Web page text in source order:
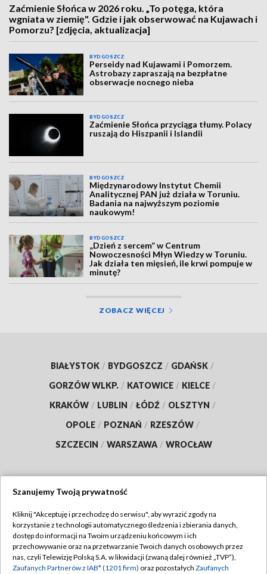
Zaćmienie Słońca w 2026 roku. „To potęga, która
wgniata w ziemię". Gdzie i jak obserwować na Kujawach i
Pomorzu? [zdjęcia, aktualizacja]
BYDGOSZCZ
Perseidy nad Kujawami i Pomorzem.
Astrobazy zapraszają na bezpłatne
obserwacje nocnego nieba
BYDGOSZCZ
Zaćmienie Słońca przyciąga tłumy. Polacy
ruszają do Hiszpanii i Islandii
BYDGOSZCZ
Międzynarodowy Instytut Chemii
Analitycznej PAN już działa w Toruniu.
Badania na najwyższym poziomie
naukowym!
BYDGOSZCZ
„Dzień z sercem” w Centrum
Nowoczesności Młyn Wiedzy w Toruniu.
Jak działa ten mięsień, ile krwi pompuje w
minutę?
ZOBACZ WIĘCEJ
BIAŁYSTOK / BYDGOSZCZ / GDAŃSK /
GORZÓW WLKP. / KATOWICE / KIELCE /
KRAKÓW / LUBLIN / ŁÓDŹ / OLSZTYN /
OPOLE / POZNAŃ / RZESZÓW /
SZCZECIN / WARSZAWA / WROCŁAW
TVP
Abonament TVP
Emisja w TVP
Regulamin TVP
Polityka prywatności
Szanujemy Twoją prywatność
Kliknij "Akceptuję i przechodzę do serwisu", aby wyrazić zgody na
korzystanie z technologii automatycznego śledzenia i zbierania danych,
dostęp do informacji na Twoim urządzeniu końcowym i ich
przechowywanie oraz na przetwarzanie Twoich danych osobowych przez
nas, czyli Telewizję Polską S.A. w likwidacji (zwaną dalej również „TVP”),
Zaufanych Partnerów z IAB* (1201 firm) oraz pozostałych Zaufanych